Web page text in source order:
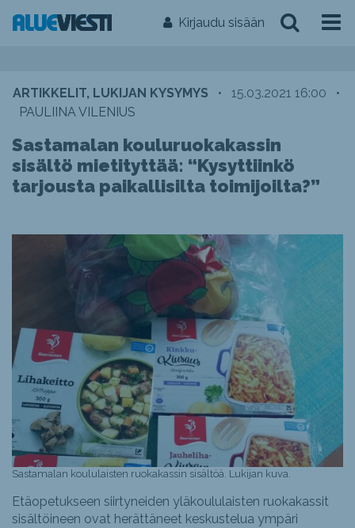
Kirjaudu sisään
ARTIKKELIT, LUKIJAN KYSYMYS • 15.03.2021 16:00
•
PAULIINA VILENIUS
Sastamalan kouluruokakassin
sisältö mietityttää: “Kysyttiinkö
tarjousta paikallisilta toimijoilta?”
Sastamalan koululaisten ruokakassin sisältöä. Lukijan kuva.
Etäopetukseen siirtyneiden yläkoululaisten ruokakassit
sisältöineen ovat herättäneet keskustelua ympäri